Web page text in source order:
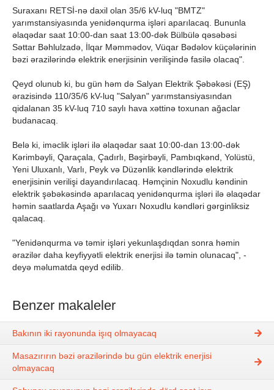
Suraxanı RETSİ-nə daxil olan 35/6 kV-luq "BMTZ"
yarımstansiyasında yenidənqurma işləri aparılacaq. Bununla
əlaqədar saat 10:00-dan saat 13:00-dək Bülbülə qəsəbəsi
Səttar Bəhlulzadə, İlqar Məmmədov, Vüqar Bədəlov küçələrinin
bəzi ərazilərində elektrik enerjisinin verilişində fasilə olacaq".
Qeyd olunub ki, bu gün həm də Salyan Elektrik Şəbəkəsi (EŞ)
ərazisində 110/35/6 kV-luq "Salyan" yarımstansiyasından
qidalanan 35 kV-luq 710 saylı hava xəttinə toxunan ağaclar
budanacaq.
Belə ki, iməclik işləri ilə əlaqədar saat 10:00-dan 13:00-dək
Kərimbəyli, Qaraçala, Çadırlı, Bəşirbəyli, Pambıqkənd, Yolüstü,
Yeni Uluxanlı, Varlı, Peyk və Düzənlik kəndlərində elektrik
enerjisinin verilişi dayandırılacaq. Həmçinin Noxudlu kəndinin
elektrik şəbəkəsində aparılacaq yenidənqurma işləri ilə əlaqədar
həmin saatlarda Aşağı və Yuxarı Noxudlu kəndləri gərginliksiz
qalacaq.
"Yenidənqurma və təmir işləri yekunlaşdıqdan sonra həmin
ərazilər daha keyfiyyətli elektrik enerjisi ilə təmin olunacaq", -
deyə məlumatda qeyd edilib.
Benzer makaleler
Bakının iki rayonunda işıq olmayacaq
Masazırırın bəzi ərazilərində bu gün elektrik enerjisi
olmayacaq